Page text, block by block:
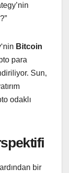
‘nin Bitcoin
para
Sun,
odaklı
bir